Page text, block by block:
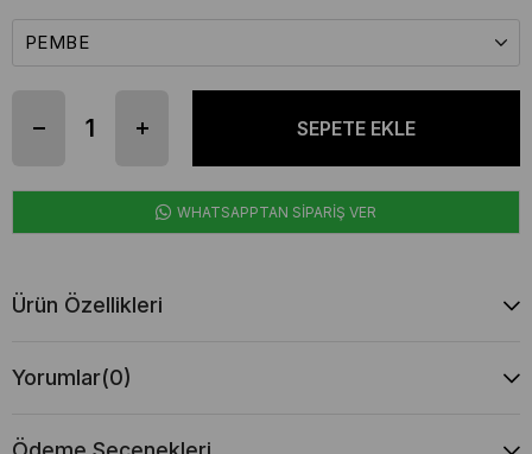
WHATSAPPTAN SİPARİŞ VER
Ürün Özellikleri
Yorumlar(0)